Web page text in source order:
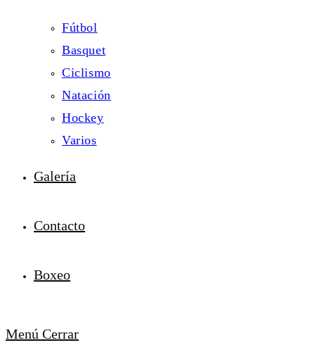
Fútbol
Basquet
Ciclismo
Natación
Hockey
Varios
Galería
Contacto
Boxeo
Menú Cerrar